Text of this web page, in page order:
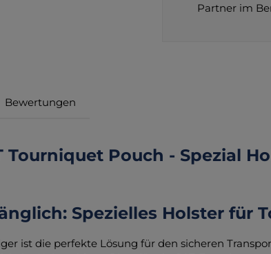
Partner im
Bewertungen
Pouch - Spezial
Spezielles Holster für
ist die perfekte Lösung für den sicheren